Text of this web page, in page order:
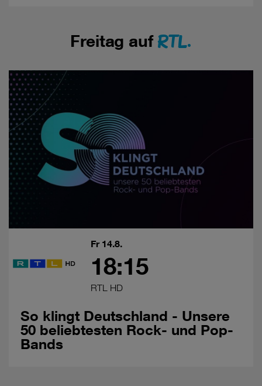
Freitag auf RTL.
Fr 14.8.
18:15
RTL HD
So klingt Deutschland - Unsere
50 beliebtesten Rock- und Pop-
Bands